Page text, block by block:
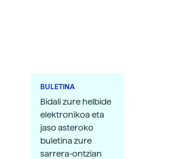
BULETINA
Bidali zure helbide
elektronikoa eta
jaso asteroko
buletina zure
sarrera-ontzian